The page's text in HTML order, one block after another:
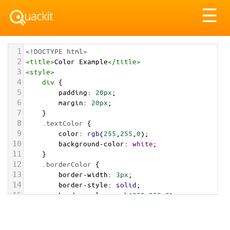
☰
1 <!DOCTYPE html>
2 <title>Color Example</title>
3 <style>
4 div {
5 padding: 20px;
6 margin: 20px;
7 }
8 .textColor {
9 color: rgb(255 255 0);
10 background-color: white;
11 }
12 .borderColor {
13 border-width: 3px;
14 border-style: solid;
15 border-color: rgb(255,255,0);